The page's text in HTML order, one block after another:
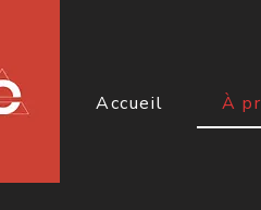
Accueil À